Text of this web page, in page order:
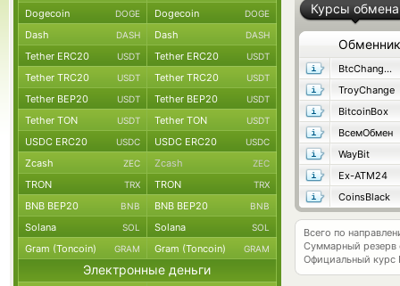
Курсы обмена
Обменник
BtcChange24
TroyChange
BitcoinBox
ВсемОбмен
WayBit
Ex-ATM24
CoinsBlack
Всего по
Суммарный резерв
Официальный курс
Dogecoin DOGE Dogecoin DOGE
Dash DASH Dash DASH
Tether ERC20 USDT Tether ERC20 USDT
Tether TRC20 USDT Tether TRC20 USDT
Tether BEP20 USDT Tether BEP20 USDT
Tether TON USDT Tether TON USDT
USDC ERC20 USDC USDC ERC20 USDC
Zcash ZEC Zcash ZEC
TRON TRX TRON TRX
BNB BEP20 BNB BNB BEP20 BNB
Solana SOL Solana SOL
Gram (Toncoin) GRAM Gram (Toncoin) GRAM
Электронные деньги